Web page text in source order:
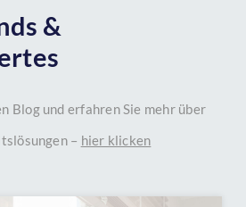
&
Blog und erfahren Sie mehr über
– hier klicken